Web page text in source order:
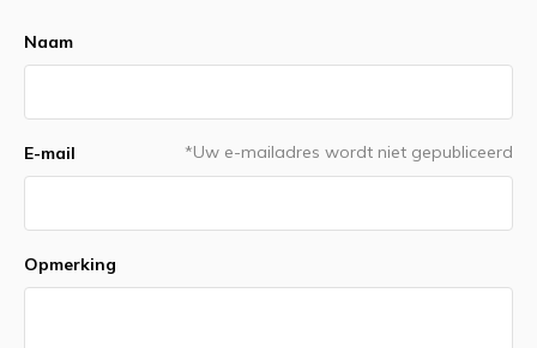
Naam
E-mail *Uw e-mailadres wordt niet gepubliceerd
Opmerking